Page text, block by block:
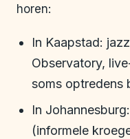
horen:
In Kaapstad:
Observatory,
soms optredens
In
(informele